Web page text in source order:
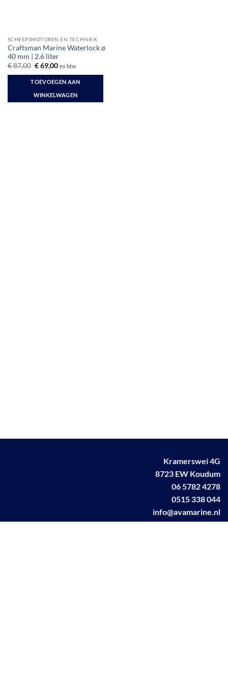
SCHEEPSMOTOREN EN TECHNIEK
Craftsman Marine Waterlock ø
40 mm | 2.6 liter
€87,00 Oorspronkelijke
was:
€ 87,00.
€69,00Huidige
is:
€ 69,00.
ex btw
TOEVOEGEN AAN
WINKELWAGEN
Kramerswei 4G
8723 EW Koudum
06 5782 4278
0515 338 044
info@avamarine.nl